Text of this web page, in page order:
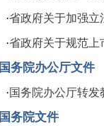
·省政府关于加强立
·省政府关于规范上
国务院办公厅文件
·国务院办公厅转
国务院文件